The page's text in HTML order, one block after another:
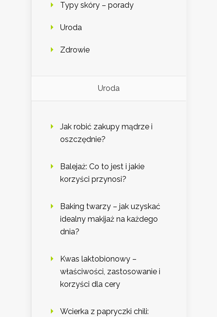
Typy skóry – porady
Uroda
Zdrowie
Uroda
Jak robić zakupy mądrze i
oszczędnie?
Balejaż: Co to jest i jakie
korzyści przynosi?
Baking twarzy – jak uzyskać
idealny makijaż na każdego
dnia?
Kwas laktobionowy –
właściwości, zastosowanie i
korzyści dla cery
Wcierka z papryczki chili: